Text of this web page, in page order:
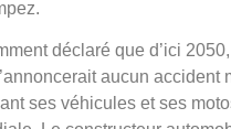
déclaré que d’ici
aucun accident
ses véhicules et ses